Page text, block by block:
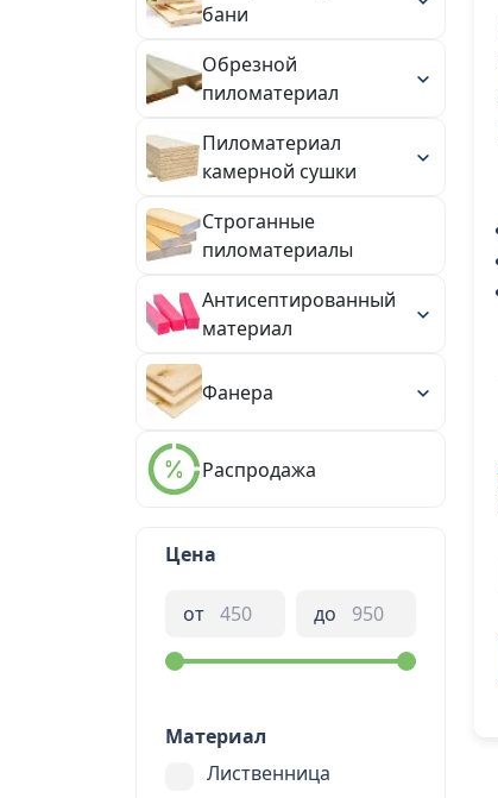
бани
Обрезной
пиломатериал
Пиломатериал
камерной сушки
Строганные
пиломатериалы
Антисептированный
материал
Фанера
Распродажа
Цена
от до
Материал
Лиственница